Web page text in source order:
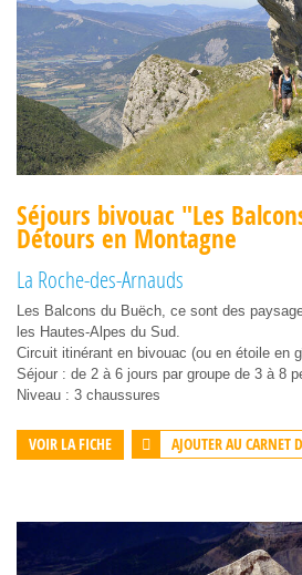
Séjours bivouac "Les
Détours en Montagne
La Roche-des-Arnauds
Les Balcons du Buëch, ce sont des
les Hautes-Alpes du Sud.
Circuit itinérant en bivouac (ou en étoile en
Séjour : de 2 à 6 jours par groupe de 3 à 8
Niveau : 3 chaussures
VOIR LA FICHE AJOUTER AU CARNET